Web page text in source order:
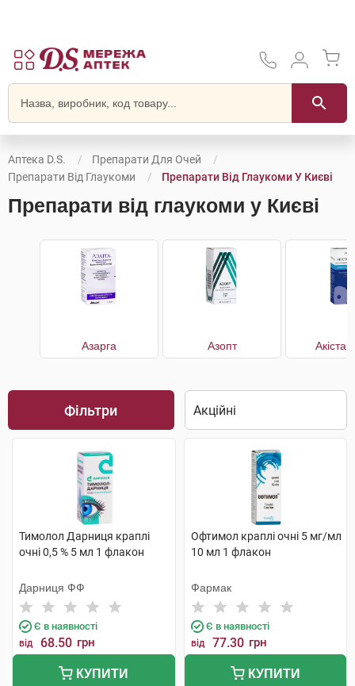
Аптека D.S.
Препарати Для Очей
Препарати Від Глаукоми
Препарати Від Глаукоми У Києві
Препарати від глаукоми у Києві
Азарга Азопт
Фільтри
Тимолол Дарниця краплі
очні 0,5 % 5 мл 1 флакон
Дарниця ФФ
Є в наявності
від 68.50 грн
КУПИТИ
Офтимол краплі очні 5 мг/мл
10 мл 1 флакон
Фармак
Є в наявності
від 77.30 грн
КУПИТИ